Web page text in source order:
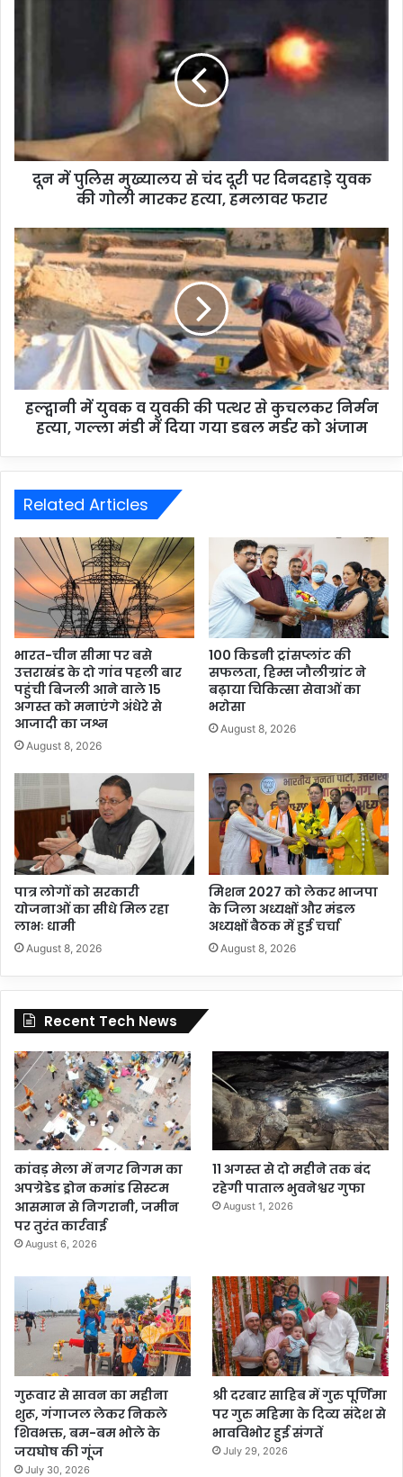
दून में पुलिस मुख्यालय से चंद दूरी पर दिनदहाड़े युवक
की गोली मारकर हत्या, हमलावर फरार
हल्द्वानी में युवक व युवकी की पत्थर से कुचलकर निर्मन
हत्या, गल्ला मंडी में दिया गया डबल मर्डर को अंजाम
Related Articles
भारत-चीन सीमा पर बसे
उत्तराखंड के दो गांव पहली बार
पहुंची बिजली आने वाले 15
अगस्त को मनाएंगे अंधेरे से
आजादी का जश्न
August 8, 2026
100 किडनी ट्रांसप्लांट की
सफलता, हिम्स जौलीग्रांट ने
बढ़ाया चिकित्सा सेवाओं का
भरोसा
August 8, 2026
पात्र लोगों को सरकारी
योजनाओं का सीधे मिल रहा
लाभः धामी
August 8, 2026
मिशन 2027 को लेकर भाजपा
के जिला अध्यक्षों और मंडल
अध्यक्षों बैठक में हुई चर्चा
August 8, 2026
Recent Tech News
कांवड़ मेला में नगर निगम का
अपग्रेडेड ड्रोन कमांड सिस्टम
आसमान से निगरानी, जमीन
पर तुरंत कार्रवाई
August 6, 2026
11 अगस्त से दो महीने तक बंद
रहेगी पाताल भुवनेश्वर गुफा
August 1, 2026
गुरूवार से सावन का महीना
शुरू, गंगाजल लेकर निकले
शिवभक्त, बम-बम भोले के
जयघोष की गूंज
July 30, 2026
श्री दरबार साहिब में गुरु पूर्णिमा
पर गुरु महिमा के दिव्य संदेश से
भावविभोर हुई संगतें
July 29, 2026